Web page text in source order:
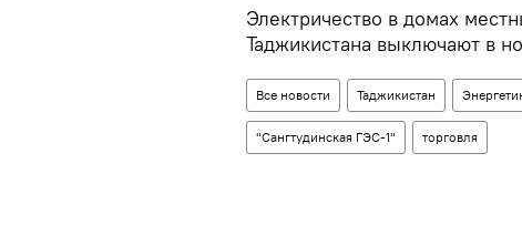
Электричество в домах
Таджикистана выключают в
Все новости Таджикистан
"Сангтудинская ГЭС-1" торговля